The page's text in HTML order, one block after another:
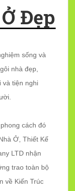
Đẹp
sống và
nhà đẹp,
và tiện nghi
cách đó
Ở, Thiết Kế
LTD nhận
trao toàn bộ
về Kiến Trúc